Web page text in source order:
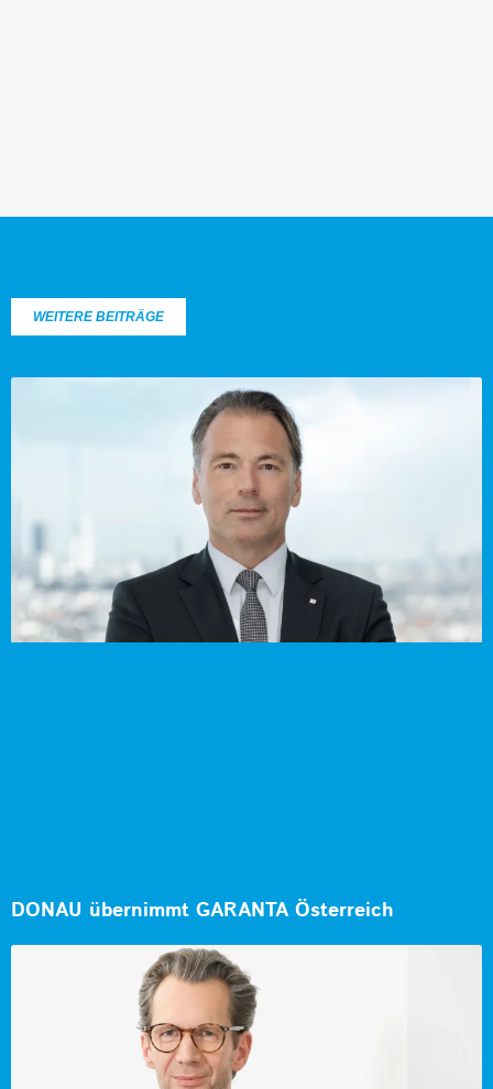
WEITERE BEITRÄGE
DONAU übernimmt GARANTA Österreich